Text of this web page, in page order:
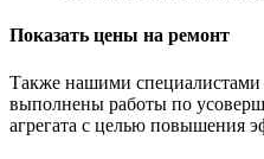
Показать цены на ремонт
Также нашими специалистами
выполнены работы по
агрегата с целью повышения